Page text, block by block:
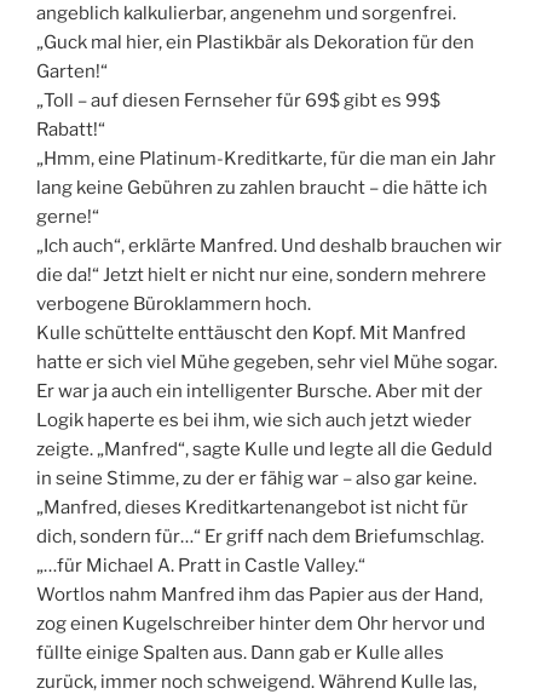
angeblich kalkulierbar, angenehm und sorgenfrei.
„Guck mal hier, ein Plastikbär als Dekoration für den
Garten!“
„Toll – auf diesen Fernseher für 69$ gibt es 99$
Rabatt!“
„Hmm, eine Platinum-Kreditkarte, für die man ein Jahr
lang keine Gebühren zu zahlen braucht – die hätte ich
gerne!“
„Ich auch“, erklärte Manfred. Und deshalb brauchen wir
die da!“ Jetzt hielt er nicht nur eine, sondern mehrere
verbogene Büroklammern hoch.
Kulle schüttelte enttäuscht den Kopf. Mit Manfred
hatte er sich viel Mühe gegeben, sehr viel Mühe sogar.
Er war ja auch ein intelligenter Bursche. Aber mit der
Logik haperte es bei ihm, wie sich auch jetzt wieder
zeigte. „Manfred“, sagte Kulle und legte all die Geduld
in seine Stimme, zu der er fähig war – also gar keine.
„Manfred, dieses Kreditkartenangebot ist nicht für
dich, sondern für…“ Er griff nach dem Briefumschlag.
„…für Michael A. Pratt in Castle Valley.“
Wortlos nahm Manfred ihm das Papier aus der Hand,
zog einen Kugelschreiber hinter dem Ohr hervor und
füllte einige Spalten aus. Dann gab er Kulle alles
zurück, immer noch schweigend. Während Kulle las,